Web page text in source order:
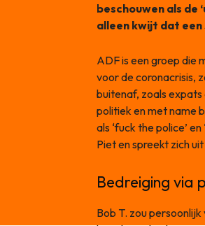
beschouwen als de
alleen kwijt dat
ADF is een groep die
voor de coronacrisis,
buitenaf, zoals
politiek en met name
als ‘fuck the police’
Piet en spreekt zich
Bedreiging via
Bob T. zou